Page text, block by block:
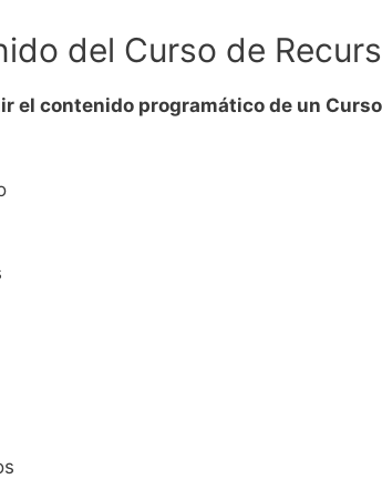
del Curso de
el contenido programático de un